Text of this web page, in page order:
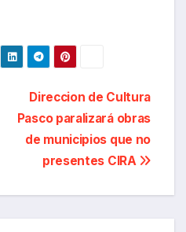
Direccion de Cultura
Pasco paralizará obras
de municipios que no
presentes CIRA